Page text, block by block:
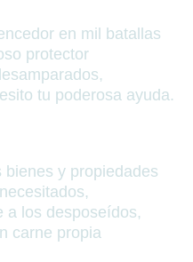
en mil batallas
protector
tu poderosa ayuda.
y propiedades
a los desposeídos,
carne propia